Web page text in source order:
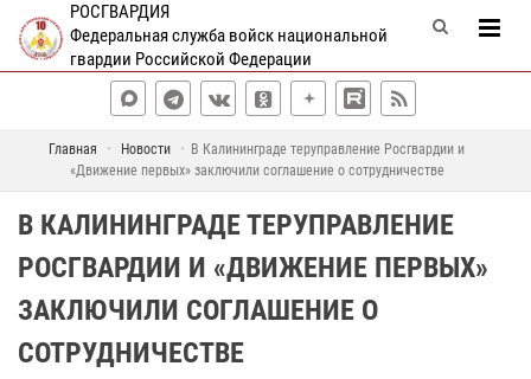
РОСГВАРДИЯ
Федеральная служба войск национальной
гвардии Российской Федерации
Главная Новости
В Калининграде теруправление Росгвардии и
«Движение первых» заключили соглашение о сотрудничестве
В КАЛИНИНГРАДЕ ТЕРУПРАВЛЕНИЕ
РОСГВАРДИИ И «ДВИЖЕНИЕ ПЕРВЫХ»
ЗАКЛЮЧИЛИ СОГЛАШЕНИЕ О
СОТРУДНИЧЕСТВЕ